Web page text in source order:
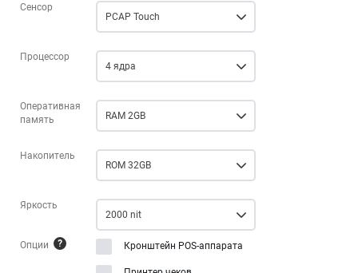
Сенсор
PCAP Touch
Процессор
4 ядра
Оперативная
память
RAM 2GB
Накопитель
ROM 32GB
Яркость
2000 nit
Опции ? Кронштейн POS-аппарата